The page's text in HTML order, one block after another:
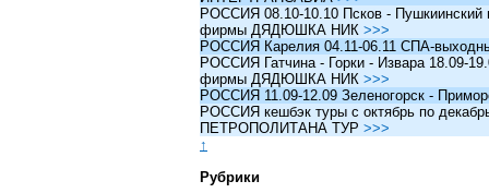
РОССИЯ 08.10-10.10 Псков - Пушкиинский
фирмы ДЯДЮШКА НИК >>>
РОССИЯ Карелия 04.11-06.11 СПА-
РОССИЯ Гатчина - Горки - Извара 18.09-
фирмы ДЯДЮШКА НИК >>>
РОССИЯ 11.09-12.09 Зеленогорск -
РОССИЯ кешбэк туры c октябрь по
ПЕТРОПОЛИТАНА ТУР >>>
↑
Рубрики